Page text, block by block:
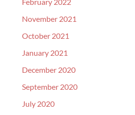
November 2021
October 2021
January 2021
December 2020
September 2020
July 2020